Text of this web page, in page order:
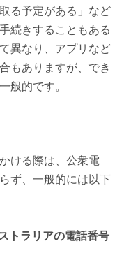
る予定がある」など
続きすることもある
異なり、アプリなど
もありますが、でき
般的です。
ける際は、公衆電
ず、一般的には以下
トラリアの電話番号